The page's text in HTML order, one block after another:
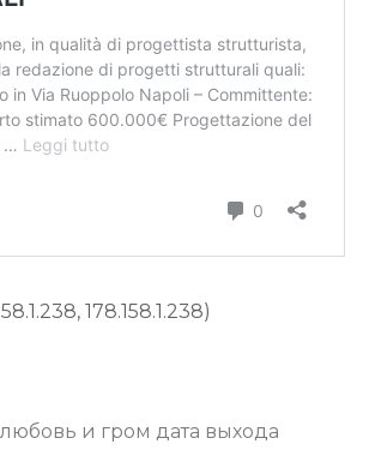
178.158.1.238)
и гром дата выхода